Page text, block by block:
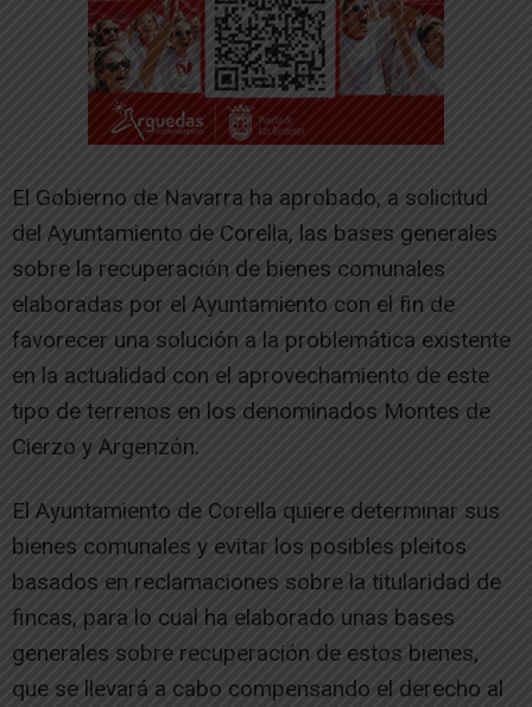
El Gobierno de Navarra ha aprobado, a solicitud
del Ayuntamiento de Corella, las bases generales
sobre la recuperación de bienes comunales
elaboradas por el Ayuntamiento con el fin de
favorecer una solución a la problemática existente
en la actualidad con el aprovechamiento de este
tipo de terrenos en los denominados Montes de
Cierzo y Argenzón.
El Ayuntamiento de Corella quiere determinar sus
bienes comunales y evitar los posibles pleitos
basados en reclamaciones sobre la titularidad de
fincas, para lo cual ha elaborado unas bases
generales sobre recuperación de estos bienes,
que se llevará a cabo compensando el derecho al